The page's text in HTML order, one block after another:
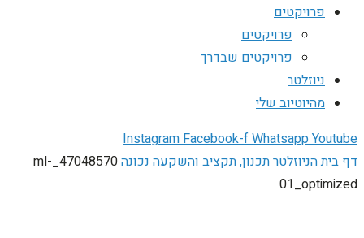
פרויקטים
פרויקטים
פרויקטים שבדרך
ניוזלטר
מהיוטיוב שלי
InstagramFacebook-fWhatsappYoutube
דף ביתהניוזלטרתכנון, תקציב והשקעה נכונה
47048570_ml-
01_optimized